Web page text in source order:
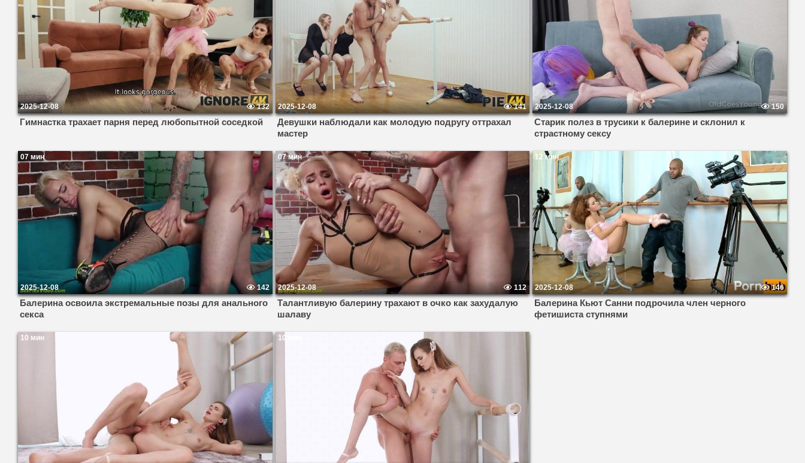
2025-12-08 132
Гимнастка трахает парня перед любопытной соседкой
2025-12-08 141
Девушки наблюдали как молодую подругу оттрахал
мастер
2025-12-08 150
Старик полез в трусики к балерине и склонил к
страстному сексу
07 мин
2025-12-08 142
Балерина освоила экстремальные позы для анального
секса
07 мин
2025-12-08 112
Талантливую балерину трахают в очко как захудалую
шалаву
12 мин
2025-12-08 146
Балерина Кьют Санни подрочила член черного
фетишиста ступнями
10 мин 10 мин